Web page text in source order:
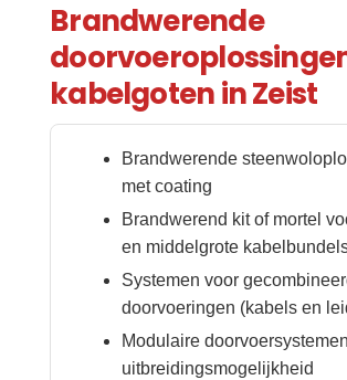
Brandwerende
kabelgoten in Zeist
Brandwerende
met coating
Brandwerend kit of mortel
en middelgrote
Systemen voor
doorvoeringen (kabels en
Modulaire
uitbreidingsmogelijkheid